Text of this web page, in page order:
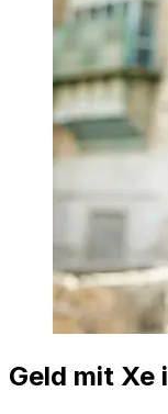
Geld mit Xe